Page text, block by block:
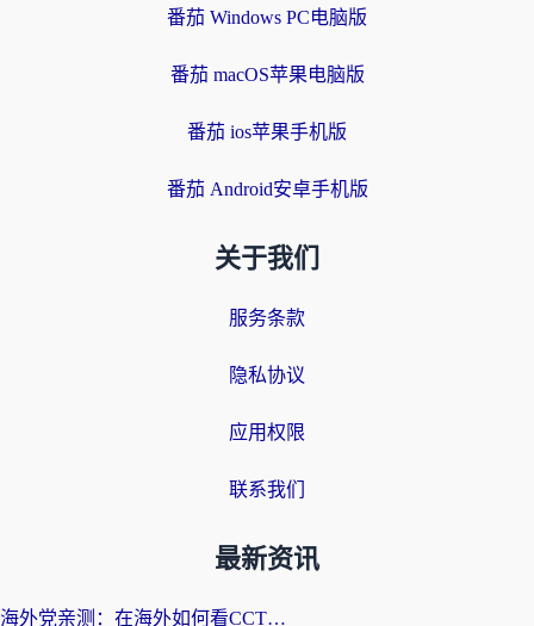
番茄 Windows PC电脑版
番茄 macOS苹果电脑版
番茄 ios苹果手机版
番茄 Android安卓手机版
关于我们
服务条款
隐私协议
应用权限
联系我们
最新资讯
海外党亲测：在海外如何看CCTV？告别“仅限大陆播放”的实用指南